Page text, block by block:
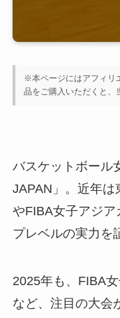
※本ページにはアフィリ
品をご購入いただくと、
バスケットボール
JAPAN」。近年
やFIBA女子アジア
プレベルの実力を
2025年も、FIBA
など、注目の大会